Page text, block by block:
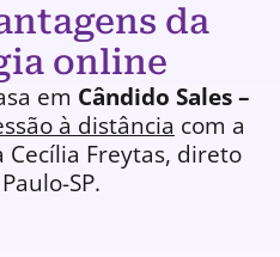
da
online
em Cândido Sales –
à distância com a
Cecília Freytas, direto
SP.